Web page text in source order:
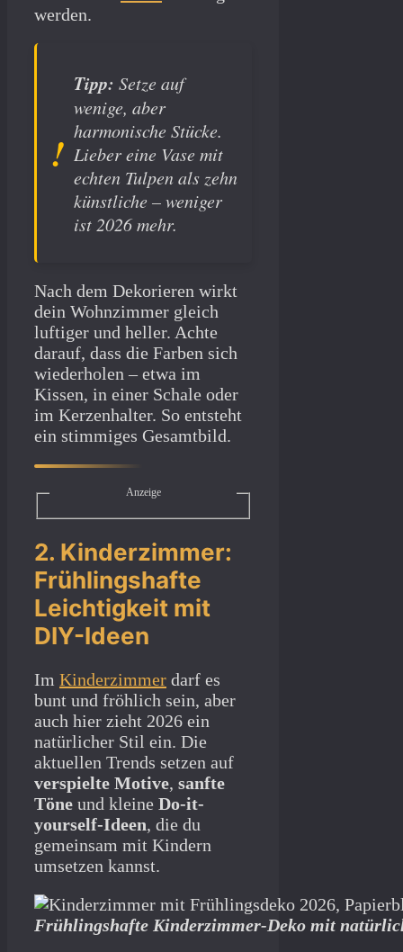
werden.
Tipp: Setze auf
wenige, aber
harmonische Stücke.
Lieber eine Vase mit
echten Tulpen als zehn
künstliche – weniger
ist 2026 mehr.
Nach dem Dekorieren wirkt
dein Wohnzimmer gleich
luftiger und heller. Achte
darauf, dass die Farben sich
wiederholen – etwa im
Kissen, in einer Schale oder
im Kerzenhalter. So entsteht
ein stimmiges Gesamtbild.
Anzeige
2. Kinderzimmer:
Frühlingshafte
Leichtigkeit mit
DIY-Ideen
Im Kinderzimmer darf es
bunt und fröhlich sein, aber
auch hier zieht 2026 ein
natürlicher Stil ein. Die
aktuellen Trends setzen auf
verspielte Motive, sanfte
Töne und kleine Do-it-
yourself-Ideen, die du
gemeinsam mit Kindern
umsetzen kannst.
Frühlingshafte Kinderzimmer-Deko mit